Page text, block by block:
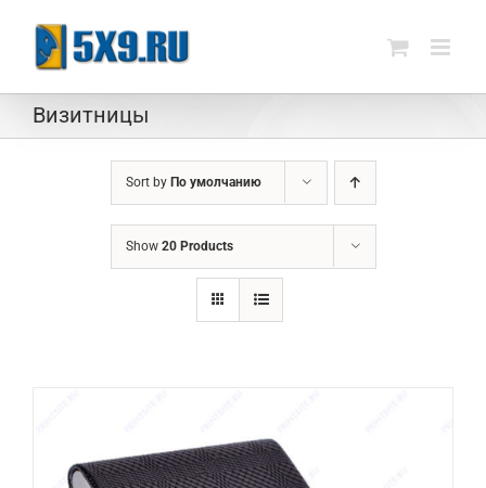
content
Визитницы
Sort by По умолчанию
Show 20 Products